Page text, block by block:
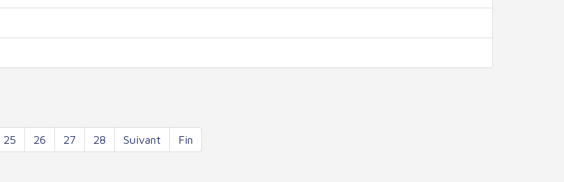
25 26 27 28 Suivant Fin